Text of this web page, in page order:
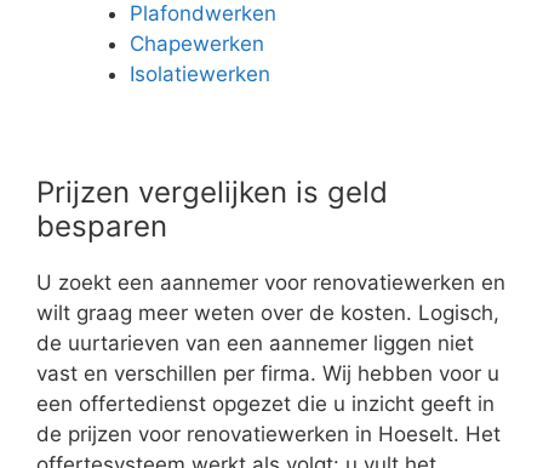
Plafondwerken
Chapewerken
Isolatiewerken
Prijzen vergelijken is geld
besparen
U zoekt een aannemer voor renovatiewerken en
wilt graag meer weten over de kosten. Logisch,
de uurtarieven van een aannemer liggen niet
vast en verschillen per firma. Wij hebben voor u
een offertedienst opgezet die u inzicht geeft in
de prijzen voor renovatiewerken in Hoeselt. Het